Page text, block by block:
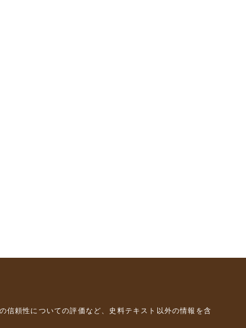
信頼性についての評価など、史料テキスト以外の情報を含